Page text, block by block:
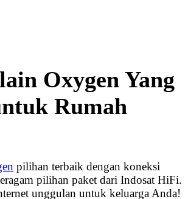
Oxygen Yang
Rumah
pilihan terbaik dengan koneksi
pilihan paket dari Indosat HiFi.
unggulan untuk keluarga Anda!